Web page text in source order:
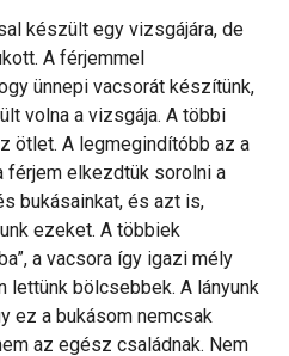
készült egy vizsgájára, de
A férjemmel
ünnepi vacsorát készítünk,
volna a vizsgája. A többi
ötlet. A legmegindítóbb az a
férjem elkezdtük sorolni a
bukásainkat, és azt is,
ezeket. A többiek
a vacsora így igazi mély
bölcsebbek. A lányunk
ez a bukásom nemcsak
az egész családnak. Nem